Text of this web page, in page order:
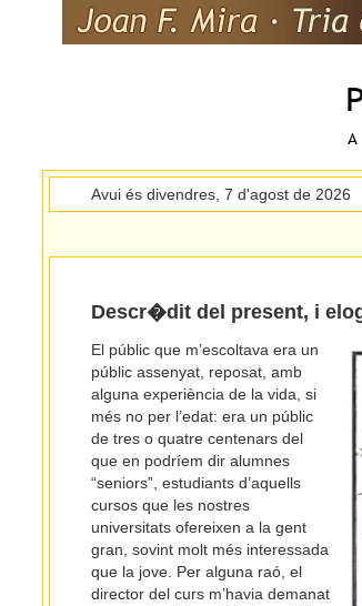
Avui és divendres, 7 d'agost de 2026
Descr�dit del present, i
El públic que m’escoltava era un
públic assenyat, reposat, amb
alguna experiència de la vida, si
més no per l’edat: era un públic
de tres o quatre centenars del
que en podríem dir alumnes
“seniors”, estudiants d’aquells
cursos que les nostres
universitats ofereixen a la gent
gran, sovint molt més interessada
que la jove. Per alguna raó, el
director del curs m’havia demanat